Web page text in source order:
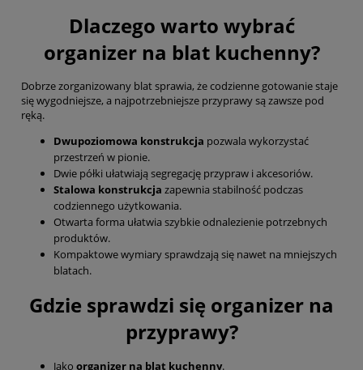
Dlaczego warto wybrać
organizer na blat kuchenny?
Dobrze zorganizowany blat sprawia, że codzienne gotowanie staje
się wygodniejsze, a najpotrzebniejsze przyprawy są zawsze pod
ręką.
Dwupoziomowa konstrukcja pozwala wykorzystać
przestrzeń w pionie.
Dwie półki ułatwiają segregację przypraw i akcesoriów.
Stalowa konstrukcja zapewnia stabilność podczas
codziennego użytkowania.
Otwarta forma ułatwia szybkie odnalezienie potrzebnych
produktów.
Kompaktowe wymiary sprawdzają się nawet na mniejszych
blatach.
Gdzie sprawdzi się organizer na
przyprawy?
Jako organizer na blat kuchenny.